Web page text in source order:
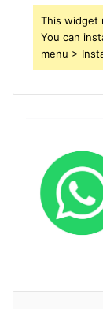
This widget
You can
menu >